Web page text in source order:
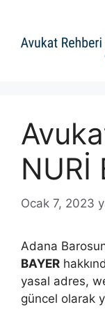
NURİ
Ocak 7, 2023
Adana
BAYER
yasal adres,
güncel olarak